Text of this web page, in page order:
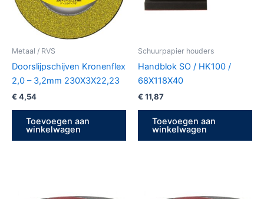
Metaal / RVS
Doorslijpschijven Kronenflex
2,0 – 3,2mm 230X3X22,23
€ 4,54
Toevoegen aan
winkelwagen
Schuurpapier houders
Handblok SO / HK100 /
68X118X40
€ 11,87
Toevoegen aan
winkelwagen